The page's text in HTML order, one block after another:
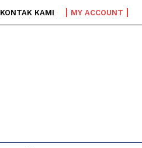
KONTAK KAMI MY ACCOUNT